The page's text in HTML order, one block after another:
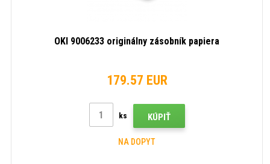
OKI 9006233 originálny zásobník papiera
179.57 EUR
ks KÚPIŤ
NA DOPYT